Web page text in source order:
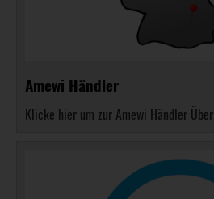
Amewi Händler
Klicke hier um zur Amewi Händler